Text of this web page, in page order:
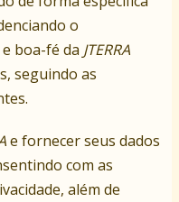
o
boa-fé da JTERRA
seguindo as
e fornecer seus dados
com as
além de